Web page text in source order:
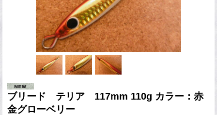
ブリード テリア 117mm 110g カラー：赤
金グローベリー